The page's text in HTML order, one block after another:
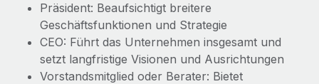
Präsident: Beaufsichtigt breitere
Geschäftsfunktionen und Strategie
CEO: Führt das Unternehmen insgesamt und
setzt langfristige Visionen und Ausrichtungen
Vorstandsmitglied oder Berater: Bietet